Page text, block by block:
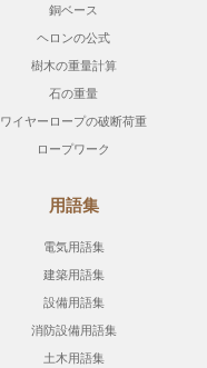
銅ベース
ヘロンの公式
樹木の重量計算
石の重量
ワイヤーロープの破断荷重
ロープワーク
用語集
電気用語集
建築用語集
設備用語集
消防設備用語集
土木用語集